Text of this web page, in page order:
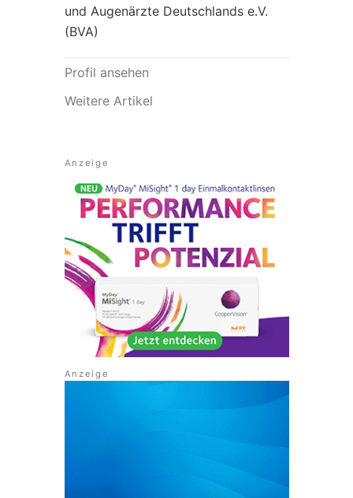
und Augenärzte Deutschlands e.V.
(BVA)
Profil ansehen
Weitere Artikel